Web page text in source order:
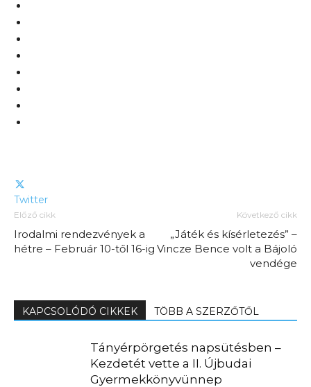
Twitter
Előző cikk
Irodalmi rendezvények a
hétre – Február 10-től 16-ig
Következő cikk
„Játék és kísérletezés” –
Vincze Bence volt a Bájoló
vendége
KAPCSOLÓDÓ CIKKEK TÖBB A SZERZŐTŐL
Tányérpörgetés napsütésben –
Kezdetét vette a II. Újbudai
Gyermekkönyvünnep